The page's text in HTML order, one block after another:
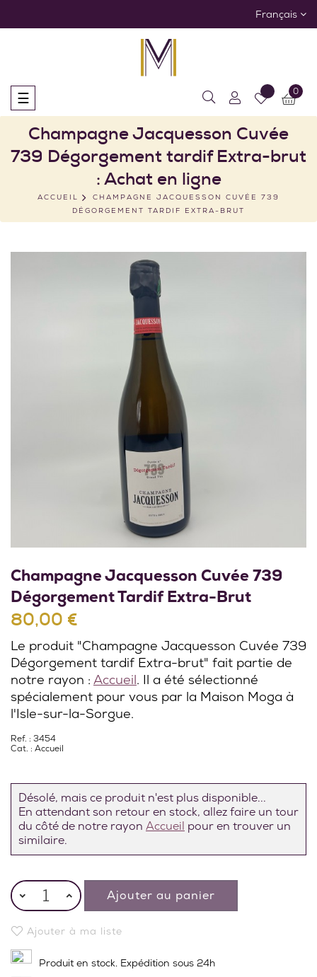
Français
Basculer
la
navigation
☰ 0
Champagne Jacquesson Cuvée
739 Dégorgement tardif Extra-brut
: Achat en ligne
ACCUEIL
CHAMPAGNE JACQUESSON CUVÉE 739
DÉGORGEMENT TARDIF EXTRA-BRUT
Champagne Jacquesson Cuvée 739
Dégorgement Tardif Extra-Brut
80,00 €
Le produit "Champagne Jacquesson Cuvée 739
Dégorgement tardif Extra-brut" fait partie de
notre rayon : Accueil. Il a été sélectionné
spécialement pour vous par la Maison Moga à
l'Isle-sur-la-Sorgue.
Ref. : 3454
Cat. : Accueil
Désolé, mais ce produit n'est plus disponible...
En attendant son retour en stock, allez faire un tour
du côté de notre rayon Accueil pour en trouver un
similaire.
Ajouter au panier
Ajouter à ma liste
Produit en stock. Expédition sous 24h